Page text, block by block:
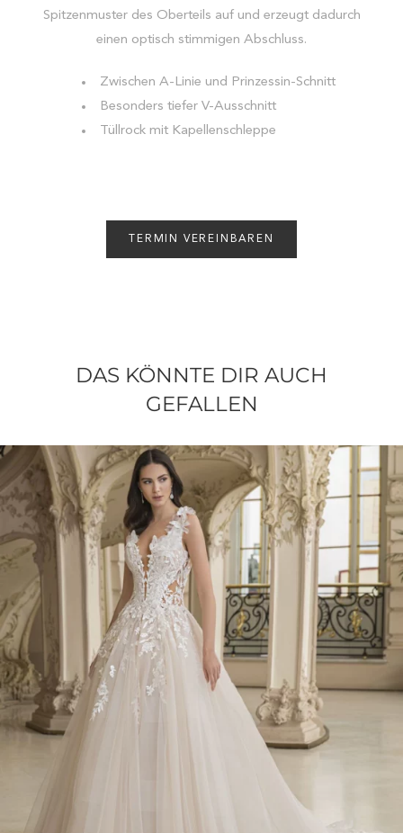
Spitzenmuster des Oberteils auf und erzeugt dadurch
einen optisch stimmigen Abschluss.
Zwischen A-Linie und Prinzessin-Schnitt
Besonders tiefer V-Ausschnitt
Tüllrock mit Kapellenschleppe
TERMIN VEREINBAREN
DAS KÖNNTE DIR AUCH
GEFALLEN